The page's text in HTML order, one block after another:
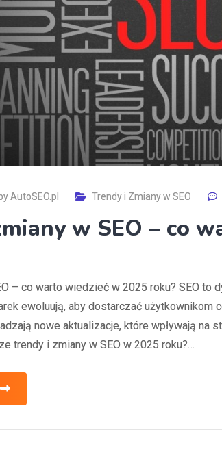
byAutoSEO.pl Trendy i Zmiany w SEO
w SEO – co
– co warto wiedzieć w 2025 roku? SEO to
ewoluują, aby dostarczać użytkownikom
nowe aktualizacje, które wpływają na
trendy i zmiany w SEO w 2025 roku?…